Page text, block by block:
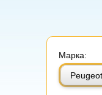
Марка:
Peugeot